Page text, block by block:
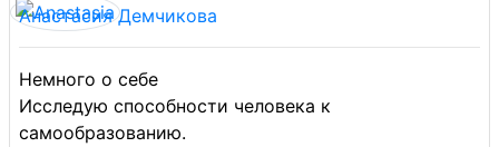
Анастасия Демчикова
Немного о себе
Исследую способности человека к
самообразованию.